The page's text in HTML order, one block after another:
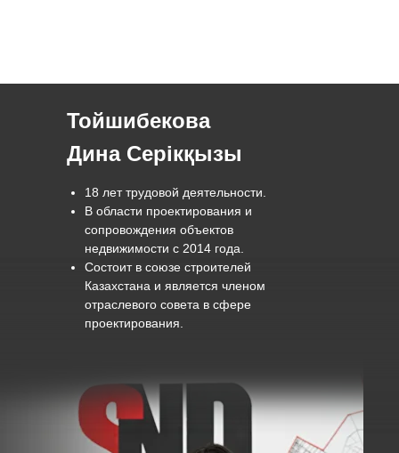
Тойшибекова
Дина Серікқызы
18 лет трудовой деятельности.
В области проектирования и
сопровождения объектов
недвижимости с 2014 года.
Состоит в союзе строителей
Казахстана и является членом
отраслевого совета в сфере
проектирования.